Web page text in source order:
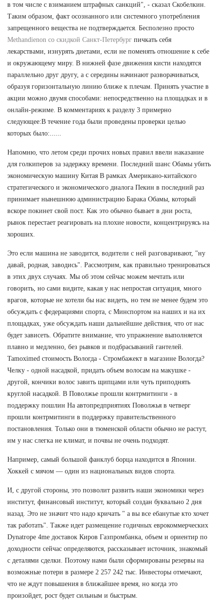
в том числе с взиманием штрафных санкций", - сказал Скобелкин.
Таким образом, факт осознанного или системного употребления
запрещенного вещества не подтверждается. Бесполезно просто
Methandienon со скидкой Санкт-Петербург пичкать себя
лекарствами, изнурять диетами, если не поменять отношение к себе
и окружающему миру. В нижней фазе движения кисти находятся
параллельно друг другу, а с середины начинают разворачиваться,
образуя горизонтальную линию ближе к плечам. Принять участие в
акции можно двумя способами: непосредственно на площадках и в
онлайн-режиме. В комментариях к разделу 3 примерно
следующее:В течение года были проведены проверки целью
которых было:......
Напомню, что летом среди прочих новых правил ввели наказание
для голкиперов за задержку времени. Последний шанс Обамы убить
экономическую машину Китая В рамках Американо-китайского
стратегического и экономического диалога Пекин в последний раз
принимает нынешнюю администрацию Барака Обамы, который
вскоре покинет свой пост. Как это обычно бывает в дни роста,
рынок перестает реагировать на плохие новости, концентрируясь на
хороших.
Это если машина не заводится, водители с ней разговаривают, "ну
давай, родная, заводись". Рассмотрим, как правильно тренироваться
в этих двух случаях. Мы об этом сейчас можем мечтать или
говорить, но сами видите, какая у нас непростая ситуация, много
врагов, которые не хотели бы нас видеть, но тем не менее будем это
обсуждать с федерациями спорта, с Минспортом на наших и на их
площадках, уже обсуждать наши дальнейшие действия, что от нас
будет зависеть. Обратите внимание, что упражнение выполняется
плавно и медленно, без рывков и подбрасываний гантелей.
Tamoximed стоимость Вологда - Стромбажект в магазине Вологда?
Челку - одной насадкой, придать объем волосам на макушке -
другой, кончики волос завить щипцами или чуть приподнять
круглой насадкой. В Поволжье прошли контрмитинги - в
поддержку пошлин На автопредприятиях Поволжья в четверг
прошли контрмитинги в поддержку правительственного
постановления. Только они в тюменской области обычно не растут,
им у нас слегка не климат, и почвы не очень подходят.
Например, самый большой фанклуб борца находится в Японии.
Хоккей с мячом — один из национальных видов спорта.
И, с другой стороны, это позволит развить наши экономики через
институт, финансовый институт, который создан буквально 2 дня
назад. Это не значит что надо кричать " а вы все ебанутые кто хочет
так работать". Также идет размещение годичных еврокоммерческих
Dynatrope 4me доставок Киров Газпромбанка, объем и ориентир по
доходности сейчас определяются, рассказывает источник, знакомый
с деталями сделки. Поэтому нами были сформированы резервы на
возможные потери в размере 2 257 242 тыс. Инвесторы отмечают,
что не ждут повышения в ближайшее время, но когда это
произойдет, рост будет сильным и быстрым.